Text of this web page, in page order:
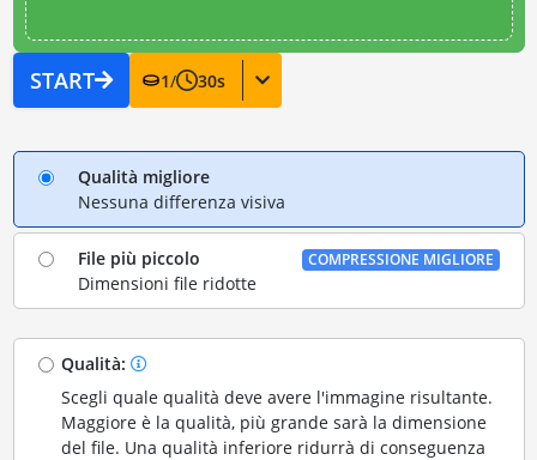
START 1/ 30s
Qualità migliore
Nessuna differenza visiva
File più piccolo
Dimensioni file ridotte
COMPRESSIONE MIGLIORE
Qualità:
Scegli quale qualità deve avere l'immagine risultante.
Maggiore è la qualità, più grande sarà la dimensione
del file. Una qualità inferiore ridurrà di conseguenza